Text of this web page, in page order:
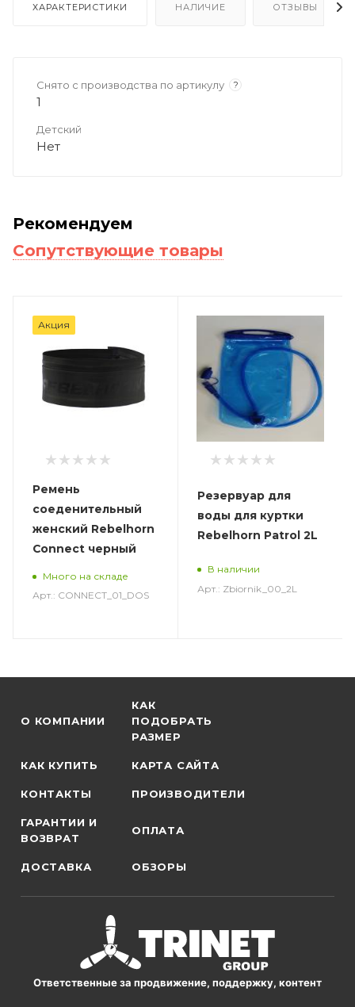
ХАРАКТЕРИСТИКИ НАЛИЧИЕ ОТЗЫВЫ
Снято с производства по артикулу ?
1
Детский
Нет
Рекомендуем
Сопутствующие товары
Акция
Ремень
соеденительный
женский Rebelhorn
Connect черный
Много на складе
Арт.: CONNECT_01_DOS
Резервуар для
воды для куртки
Rebelhorn Patrol 2L
В наличии
Арт.: Zbiornik_00_2L
О КОМПАНИИ
КАК
ПОДОБРАТЬ
РАЗМЕР
КАК КУПИТЬ КАРТА САЙТА
КОНТАКТЫ ПРОИЗВОДИТЕЛИ
ГАРАНТИИ И
ВОЗВРАТ
ОПЛАТА
ДОСТАВКА ОБЗОРЫ
Ответственные за продвижение, поддержку, контент